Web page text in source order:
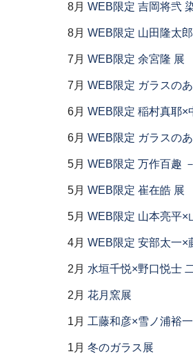
8月 WEB限定 吉岡将弐
8月 WEB限定 山田隆太
7月 WEB限定 余宮隆 展
7月 WEB限定 ガラスの
6月 WEB限定 稲村真耶×
6月 WEB限定 ガラスの
5月 WEB限定 万作百趣
5月 WEB限定 崔在皓 展
5月 WEB限定 山本亮平×
4月 WEB限定 安部太一×
2月 水垣千悦×野口悦士
2月 花月窯展
1月 工藤和彦×雪ノ浦裕
1月 冬のガラス展